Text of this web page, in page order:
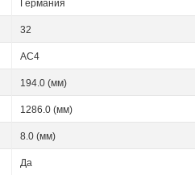
Германия
32
АС4
194.0 (мм)
1286.0 (мм)
8.0 (мм)
Да